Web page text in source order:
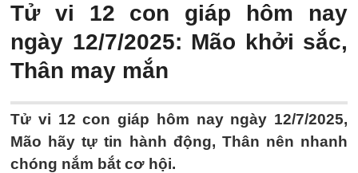
Tử vi 12 con giáp hôm nay
ngày 12/7/2025: Mão khởi sắc,
Thân may mắn
Tử vi 12 con giáp hôm nay ngày 12/7/2025,
Mão hãy tự tin hành động, Thân nên nhanh
chóng nắm bắt cơ hội.